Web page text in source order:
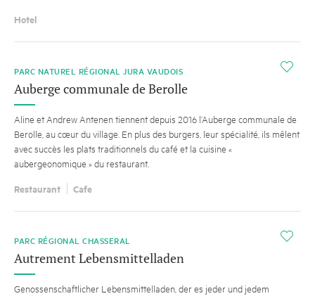
Hotel
i
PARC NATUREL RÉGIONAL JURA VAUDOIS
Auberge communale de Berolle
Aline et Andrew Antenen tiennent depuis 2016 l’Auberge communale de
Berolle, au cœur du village. En plus des burgers, leur spécialité, ils mêlent
avec succès les plats traditionnels du café et la cuisine «
aubergeonomique » du restaurant.
Restaurant Cafe
i
PARC RÉGIONAL CHASSERAL
Autrement Lebensmittelladen
Genossenschaftlicher Lebensmittelladen, der es jeder und jedem